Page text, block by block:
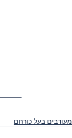
מעורבים בעל כורחם